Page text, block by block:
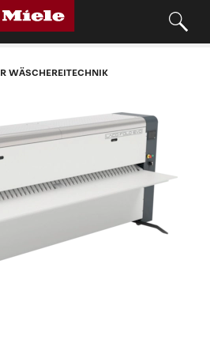
WÄSCHEREITECHNIK